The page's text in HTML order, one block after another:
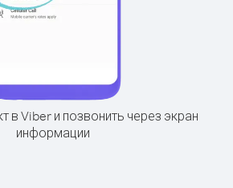
в Viber и позвонить через экран
информации